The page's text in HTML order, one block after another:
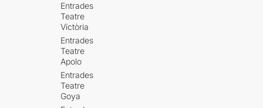
Entrades
Teatre
Victòria
Entrades
Teatre
Apolo
Entrades
Teatre
Goya